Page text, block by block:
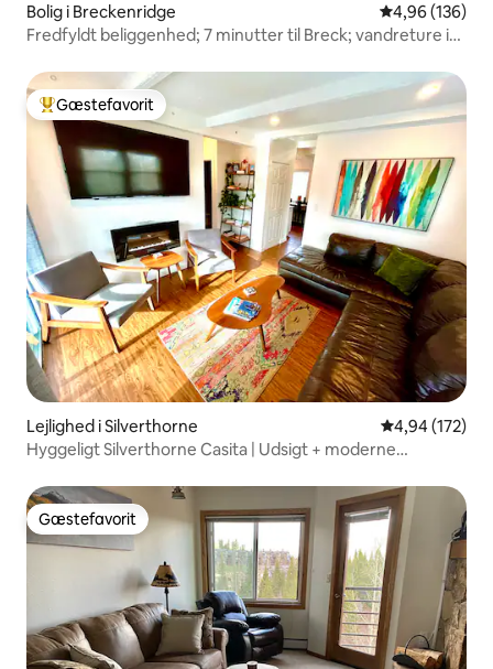
Bolig i Breckenridge 4,96 ud af 5 i
4,96 (136)
Fredfyldt beliggenhed; 7 minutter til Breck; vandreture i
Bedste gæstefavorit
Gæstefavorit
Lejlighed i Silverthorne 4,94 ud af 5 i
4,94 (172)
Hyggeligt Silverthorne Casita | Udsigt + moderne
Gæstefavorit
Gæstefavorit